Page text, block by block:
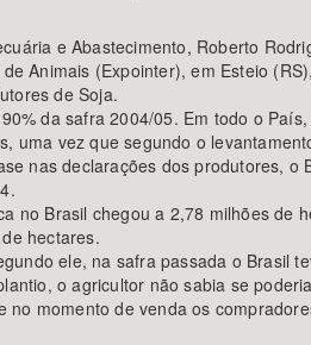
e Abastecimento, Roberto
Animais (Expointer), em Esteio
de Soja.
da safra 2004/05. Em todo o
uma vez que segundo o
nas declarações dos produtores, o
no Brasil chegou a 2,78 milhões de
hectares.
ele, na safra passada o Brasil
o agricultor não sabia se
momento de venda os